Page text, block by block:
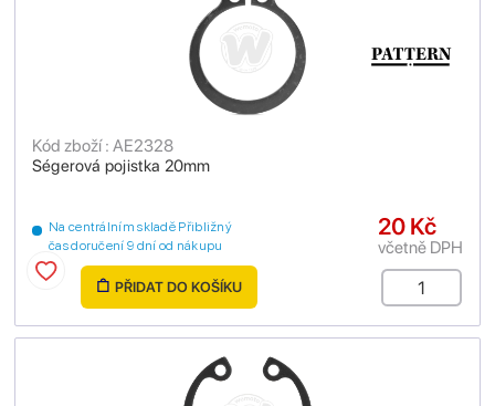
Ségerová pojistka 20mm
Kód zboží : AE2328
Na centrálním skladě Přibližný
čas doručení 9 dní od nákupu
20 Kč
včetně DPH
PŘIDAT DO KOŠÍKU